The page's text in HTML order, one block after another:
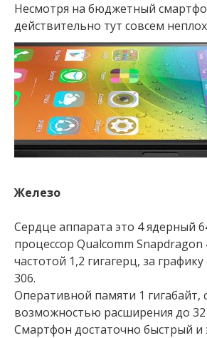
Несмотря на бюджетный
действительно тут совсем
Железо
Сердце аппарата это 4 ядерный
процессор Qualcomm Snapdragon
частотой 1,2 гигагерц, за
306.
Оперативной памяти 1 гигабайт,
возможностью расширения до 32
Смартфон достаточно быстрый и